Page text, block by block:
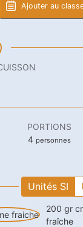
Ajouter au
PORTIONS
4 personnes
Unités SI
200 gr
fraîche